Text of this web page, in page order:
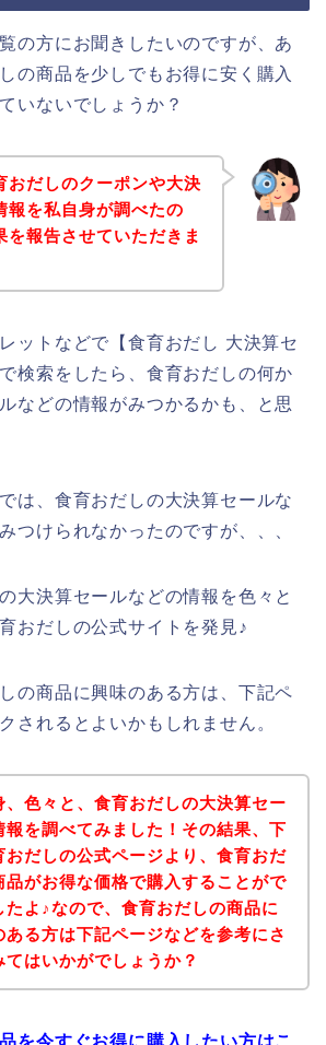
の方にお聞きしたいのですが、あ
の商品を少しでもお得に安く購入
いないでしょうか？
おだしのクーポンや大決
報を私自身が調べたの
を報告させていただきま
ットなどで【食育おだし 大決算セ
検索をしたら、食育おだしの何か
などの情報がみつかるかも、と思
は、食育おだしの大決算セールな
つけられなかったのですが、、、
大決算セールなどの情報を色々と
おだしの公式サイトを発見♪
の商品に興味のある方は、下記ペ
されるとよいかもしれません。
、色々と、食育おだしの大決算セー
報を調べてみました！その結果、下
おだしの公式ページより、食育おだ
品がお得な価格で購入することがで
たよ♪なので、食育おだしの商品に
ある方は下記ページなどを参考にさ
てはいかがでしょうか？
を今すぐお得に購入したい方はこ